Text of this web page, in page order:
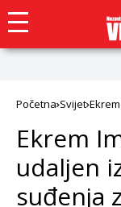
Početna Svijet
Ekrem
udaljen
suđenja